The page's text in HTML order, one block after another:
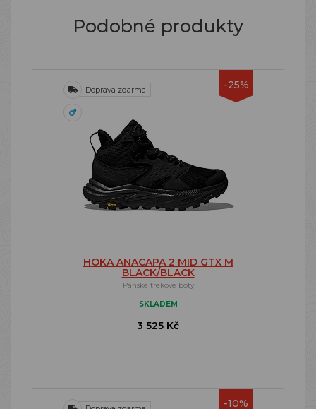
Podobné produkty
-25%
Doprava zdarma
HOKA ANACAPA 2 MID GTX M
BLACK/BLACK
Pánské trekové boty
SKLADEM
3 525 Kč
-10%